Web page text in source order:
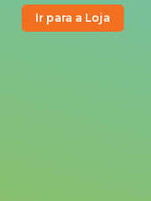
Ir para a Loja